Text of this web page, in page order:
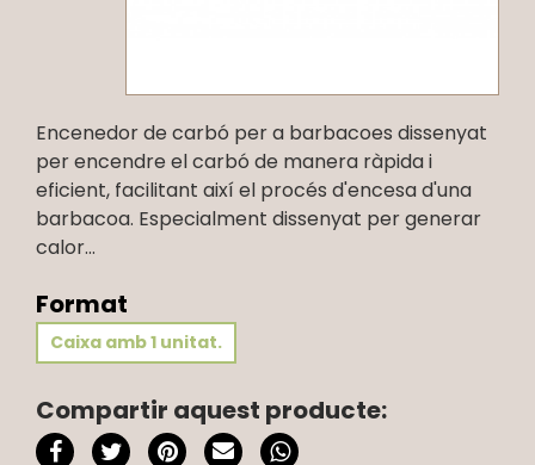
Encenedor de carbó per a barbacoes dissenyat
per encendre el carbó de manera ràpida i
eficient, facilitant així el procés d'encesa d'una
barbacoa. Especialment dissenyat per generar
calor...
Format
Caixa amb 1 unitat.
Compartir aquest producte: